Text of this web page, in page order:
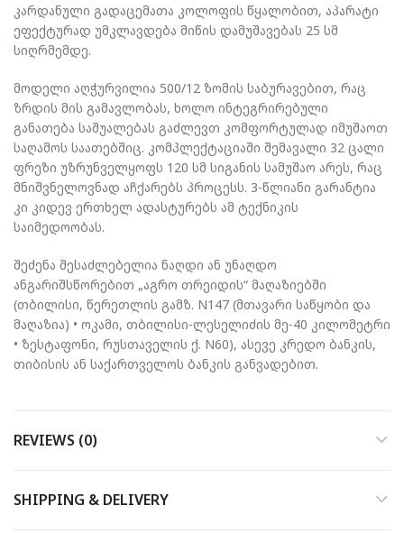
კარდანული გადაცემათა კოლოფის წყალობით, აპარატი
ეფექტურად უმკლავდება მიწის დამუშავებას 25 სმ
სიღრმემდე.
მოდელი აღჭურვილია 500/12 ზომის საბურავებით, რაც
ზრდის მის გამავლობას, ხოლო ინტეგრირებული
განათება საშუალებას გაძლევთ კომფორტულად იმუშაოთ
საღამოს საათებშიც. კომპლექტაციაში შემავალი 32 ცალი
ფრეზი უზრუნველყოფს 120 სმ სიგანის სამუშაო არეს, რაც
მნიშვნელოვნად აჩქარებს პროცესს. 3-წლიანი გარანტია
კი კიდევ ერთხელ ადასტურებს ამ ტექნიკის
საიმედოობას.
შეძენა შესაძლებელია ნაღდი ან უნაღდო
ანგარიშსწორებით „აგრო თრეიდის“ მაღაზიებში
(თბილისი, წერეთლის გამზ. N147 (მთავარი საწყობი და
მაღაზია) • ოკამი, თბილისი-ლესელიძის მე-40 კილომეტრი
• ზესტაფონი, რუსთაველის ქ. N60), ასევე კრედო ბანკის,
თიბისის ან საქართველოს ბანკის განვადებით.
REVIEWS (0)
SHIPPING & DELIVERY